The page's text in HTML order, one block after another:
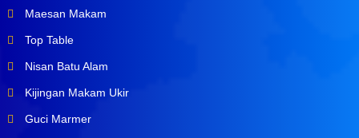
Maesan Makam
Top Table
Nisan Batu Alam
Kijingan Makam Ukir
Guci Marmer